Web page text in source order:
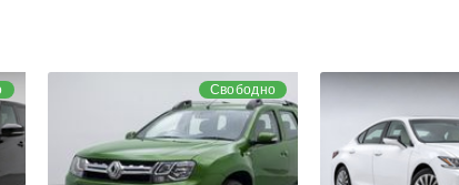
Свободно